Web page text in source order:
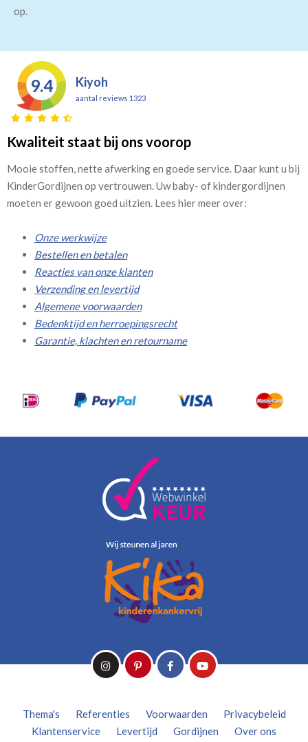
op.
9.4 Kiyoh
aantal reviews 1323
Kwaliteit staat bij ons voorop
Mooie stoffen, nette afwerking en goede service. Daar kunt u bij
KinderGordijnen op vertrouwen. Uw baby- of kindergordijnen
moeten er gewoon goed uitzien. Lees hier meer over:
Onze werkwijze
Bestellen en betalen
Reacties van onze klanten
Verzending en levertijd
Algemene voorwaarden
Bedenktijd en herroepingsrecht
Garantie, klachten en retourname
Thema's Referenties Voorwaarden
Privacybeleid
Klantenservice
Levertijd Gordijnen
Over ons